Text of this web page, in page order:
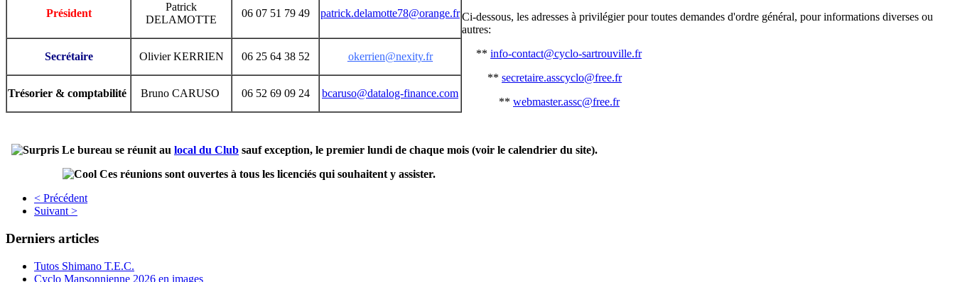
Président
Patrick
DELAMOTTE
06 07 51 79 49 patrick.delamotte78@orange.fr
Secrétaire Olivier KERRIEN 06 25 64 38 52 okerrien@nexity.fr
Trésorier & comptabilité Bruno CARUSO 06 52 69 09 24 bcaruso@datalog-finance.com
Ci-dessous, les adresses à privilégier pour toutes demandes d'ordre général, pour informations diverses ou
autres:
** info-contact@cyclo-sartrouville.fr
** secretaire.asscyclo@free.fr
** webmaster.assc@free.fr
Le bureau se réunit au local du Club sauf exception, le premier lundi de chaque mois (voir le calendrier du site).
Ces réunions sont ouvertes à tous les licenciés qui souhaitent y assister.
< Précédent
Suivant >
Derniers articles
Tutos Shimano T.E.C.
Cyclo Mansonnienne 2026 en images